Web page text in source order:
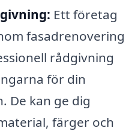
Ett företag
fasadrenovering
rådgivning
för din
De kan ge dig
färger och